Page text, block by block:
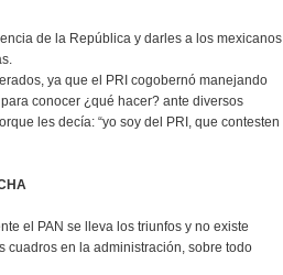
de la República y darles a los mexicanos
ya que el PRI cogobernó manejando
conocer ¿qué hacer? ante diversos
les decía: “yo soy del PRI, que contesten
el PAN se lleva los triunfos y no existe
cuadros en la administración, sobre todo